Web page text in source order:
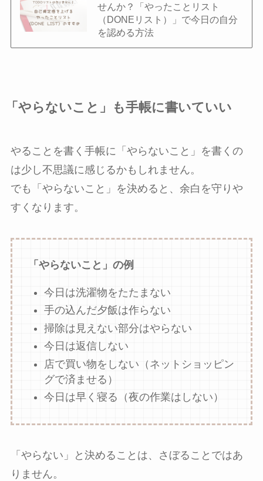
せんか？「やったことリスト
（DONEリスト）」で今日の自分
を認める方法
「やらないこと」も手帳に書いていい
やることを書く手帳に「やらないこと」を書くの
は少し不思議に感じるかもしれません。
でも「やらないこと」を決めると、余白を守りや
すくなります。
「やらないこと」の例
今日は洗濯物をたたまない
手の込んだ夕飯は作らない
掃除は見えない部分はやらない
今日は返信しない
店で買い物をしない（ネットショッピン
グで済ませる）
今日は早く寝る（夜の作業はしない）
「やらない」と決めることは、さぼることではあ
りません。